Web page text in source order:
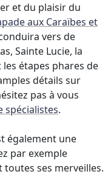
et du plaisir du
aux Caraïbes et
vers de
Sainte Lucie, la
étapes phares de
détails sur
pas à vous
spécialistes.
également une
par exemple
ses merveilles.